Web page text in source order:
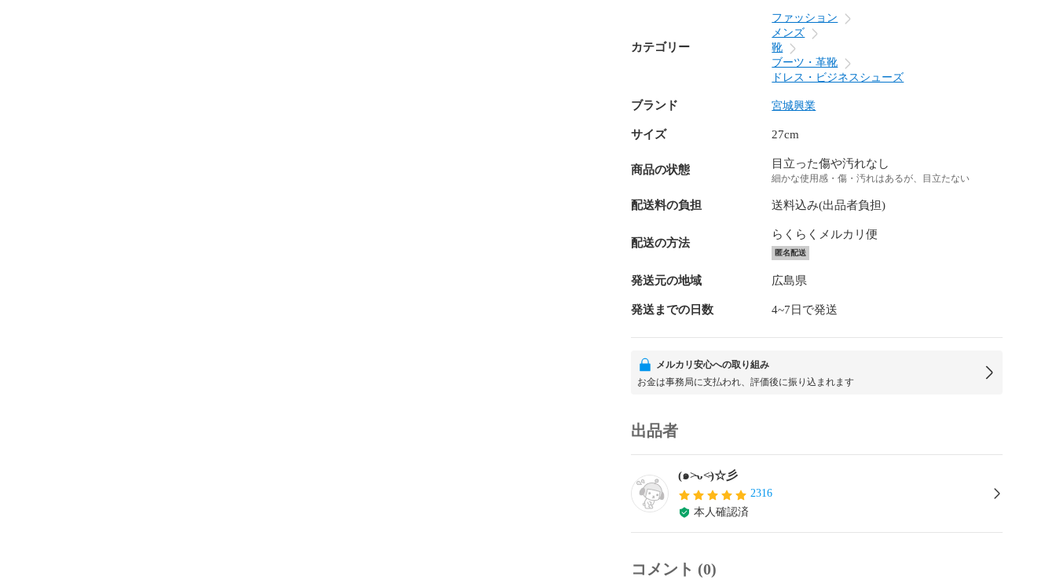
カテゴリー
ファッション
メンズ
靴
ブーツ・革靴
ドレス・ビジネスシューズ
ブランド 宮城興業
サイズ 27cm
商品の状態 目立った傷や汚れなし
細かな使用感・傷・汚れはあるが、目立たない
配送料の負担 送料込み(出品者負担)
配送の方法
らくらくメルカリ便
匿名配送
発送元の地域 広島県
発送までの日数 4~7日で発送
メルカリ安心への取り組み
お金は事務局に支払われ、評価後に振り込まれます
出品者
(๑˃̵ᴗ˂̵)☆彡
2316
本人確認済
コメント (0)